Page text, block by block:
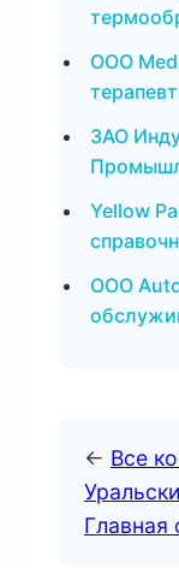
ООО
ЗАО
Yellow
ООО
← Все
Главная